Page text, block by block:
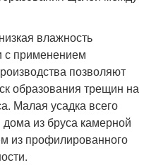
влажность
с применением
позволяют
образования трещин на
Малая усадка всего
дома из бруса камерной
из профилированного